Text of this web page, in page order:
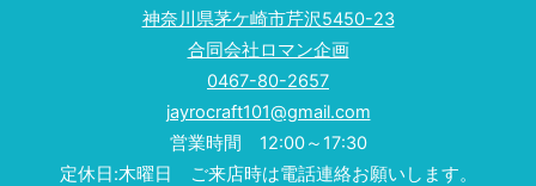
神奈川県茅ケ崎市芹沢5450-23
合同会社ロマン企画
0467-80-2657
jayrocraft101@gmail.com
営業時間 12:00～17:30
定休日:木曜日 ご来店時は電話連絡お願いします。